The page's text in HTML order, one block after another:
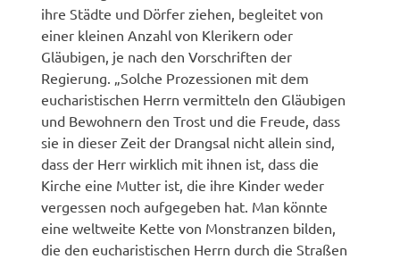
ihre Städte und Dörfer ziehen, begleitet von
einer kleinen Anzahl von Klerikern oder
Gläubigen, je nach den Vorschriften der
Regierung. „Solche Prozessionen mit dem
eucharistischen Herrn vermitteln den Gläubigen
und Bewohnern den Trost und die Freude, dass
sie in dieser Zeit der Drangsal nicht allein sind,
dass der Herr wirklich mit ihnen ist, dass die
Kirche eine Mutter ist, die ihre Kinder weder
vergessen noch aufgegeben hat. Man könnte
eine weltweite Kette von Monstranzen bilden,
die den eucharistischen Herrn durch die Straßen